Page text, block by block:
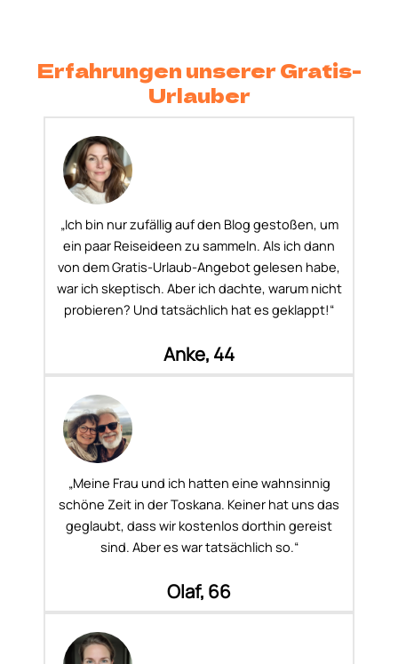
Erfahrungen unserer Gratis-
Urlauber
„Ich bin nur zufällig auf den Blog gestoßen, um
ein paar Reiseideen zu sammeln. Als ich dann
von dem Gratis-Urlaub-Angebot gelesen habe,
war ich skeptisch. Aber ich dachte, warum nicht
probieren? Und tatsächlich hat es geklappt!“
Anke, 44
„Meine Frau und ich hatten eine wahnsinnig
schöne Zeit in der Toskana. Keiner hat uns das
geglaubt, dass wir kostenlos dorthin gereist
sind. Aber es war tatsächlich so.“
Olaf, 66